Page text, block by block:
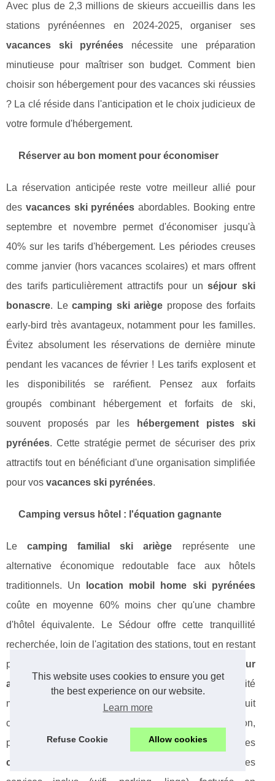
This website uses cookies to ensure you get
the best experience on our website.
Learn more
Refuse Cookie Allow cookies
Avec plus de 2,3 millions de skieurs accueillis dans les
stations pyrénéennes en 2024-2025, organiser ses
vacances ski pyrénées nécessite une préparation
minutieuse pour maîtriser son budget. Comment bien
choisir son hébergement pour des vacances ski réussies
? La clé réside dans l'anticipation et le choix judicieux de
votre formule d'hébergement.
Réserver au bon moment pour économiser
La réservation anticipée reste votre meilleur allié pour
des vacances ski pyrénées abordables. Booking entre
septembre et novembre permet d'économiser jusqu'à
40% sur les tarifs d'hébergement. Les périodes creuses
comme janvier (hors vacances scolaires) et mars offrent
des tarifs particulièrement attractifs pour unséjour ski
bonascre. Lecamping ski ariège propose des forfaits
early-bird très avantageux, notamment pour les familles.
Évitez absolument les réservations de dernière minute
pendant les vacances de février ! Les tarifs explosent et
les disponibilités se raréfient. Pensez aux forfaits
groupés combinant hébergement et forfaits de ski,
souvent proposés par les
hébergement pistes ski
pyrénées. Cette stratégie permet de sécuriser des prix
attractifs tout en bénéficiant d'une organisation simplifiée
pour vos vacances ski pyrénées.
Camping versus hôtel : l'équation gagnante
Lecamping familial ski ariège représente une
alternative économique redoutable face aux hôtels
traditionnels. Un
location mobil home ski pyrénées
coûte en moyenne 60% moins cher qu'une chambre
d'hôtel équivalente. Le Sédour offre cette tranquillité
recherchée, loin de l'agitation des stations, tout en restant
proche des pistes. Les
vacances hiver tarascon sur
ariège
permettent de combiner économies et authenticité
montagnarde. L'avantage kitchen du mobil-home réduit
considérablement le budget restauration,
particulièrement important lors de séjours familiaux. Les
camping ax les thermes
proposent souvent des